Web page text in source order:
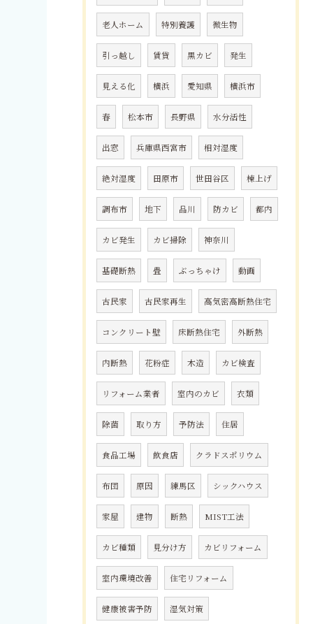
老人ホーム 特別養護 微生物
引っ越し 賃貸 黒カビ 発生
見える化 横浜 愛知県 横浜市
春 松本市 長野県 水分活性
出窓 兵庫県西宮市 相対湿度
絶対湿度 田原市 世田谷区 棟上げ
調布市 地下 品川 防カビ 都内
カビ発生 カビ掃除 神奈川
基礎断熱 畳 ぶっちゃけ 動画
古民家 古民家再生 高気密高断熱住宅
コンクリート壁 床断熱住宅 外断熱
内断熱 花粉症 木造 カビ検査
リフォーム業者 室内のカビ 衣類
除菌 取り方 予防法 住居
食品工場 飲食店 クラドスポリウム
布団 原因 練馬区 シックハウス
家屋 建物 断熱 MIST工法
カビ種類 見分け方 カビリフォーム
室内環境改善 住宅リフォーム
健康被害予防 湿気対策